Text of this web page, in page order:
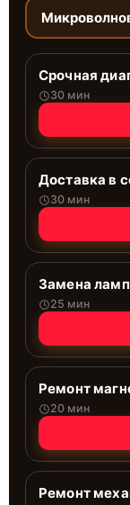
Срочная
30 мин
Доставка в
30 мин
Замена
25 мин
Ремонт
20 мин
Ремонт